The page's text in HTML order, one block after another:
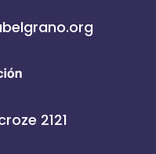
2121